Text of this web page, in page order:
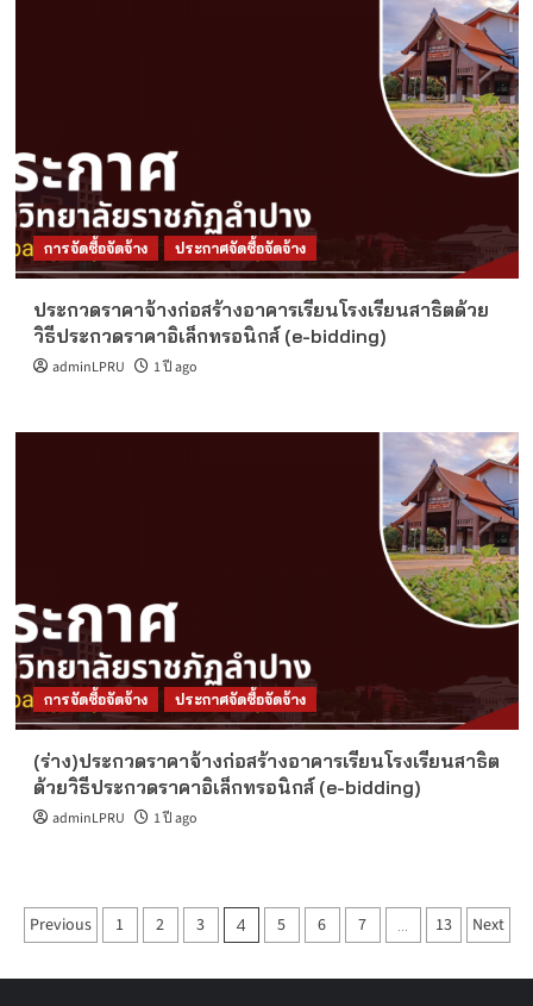
การจัดซื้อจัดจ้าง ประกาศจัดซื้อจัดจ้าง
ประกวดราคาจ้างก่อสร้างอาคารเรียนโรงเรียนสาธิตด้วย
วิธีประกวดราคาอิเล็กทรอนิกส์ (e-bidding)
adminLPRU 1 ปี ago
การจัดซื้อจัดจ้าง ประกาศจัดซื้อจัดจ้าง
(ร่าง)ประกวดราคาจ้างก่อสร้างอาคารเรียนโรงเรียนสาธิต
ด้วยวิธีประกวดราคาอิเล็กทรอนิกส์ (e-bidding)
adminLPRU 1 ปี ago
Posts
Previous 1 2 3 4 5 6 7 … 13 Next